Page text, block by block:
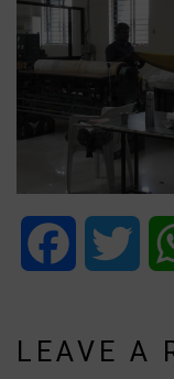
Facebook
LEAVE A